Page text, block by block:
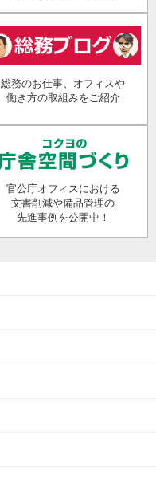
総務のお仕事、オフィスや
働き方の取組みをご紹介
官公庁オフィスにおける
文書削減や備品管理の
先進事例を公開中！